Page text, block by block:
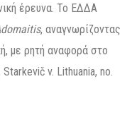
έρευνα. Το ΕΔΔΑ
, αναγνωρίζοντας
με ρητή αναφορά στο
v. Lithuania, no.